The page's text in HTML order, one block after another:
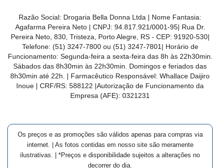
DO
CLIENTE
Razão Social: Drogaria Bella Donna Ltda | Nome Fantasia:
Agafarma Pereira Neto | CNPJ: 94.817.921/0001-95| Rua Dr.
Pereira Neto, 830, Tristeza, Porto Alegre, RS - CEP: 91920-530|
Telefone: (51) 3247-7800 ou (51) 3247-7801 | Horário de
Funcionamento: Segunda-feira a sexta-feira das 8h às 22h30min.
Sábados das 8h30min às 22h30min. Domingos e feriados das
8h30min até 22h. | Farmacêutico Responsável: Whallace Daijiro
Inoue | CRF/RS: 588122 |Autorização de Funcionamento da
Empresa (AFE): 0321231
Os preços e as promoções são válidos apenas para compras via
internet. | As fotos contidas em nosso site são meramente
ilustrativas. | *Preços e disponibilidade sujeitos a alterações no
decorrer do dia.